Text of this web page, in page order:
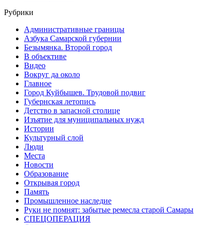
Рубрики
Административные границы
Азбука Самарской губернии
Безымянка. Второй город
В объективе
Видео
Вокруг да около
Главное
Город Куйбышев. Трудовой подвиг
Губернская летопись
Детство в запасной столице
Изъятие для муниципальных нужд
Истории
Культурный слой
Люди
Места
Новости
Образование
Открывая город
Память
Промышленное наследие
Руки не помнят: забытые ремесла старой Самары
СПЕЦОПЕРАЦИЯ